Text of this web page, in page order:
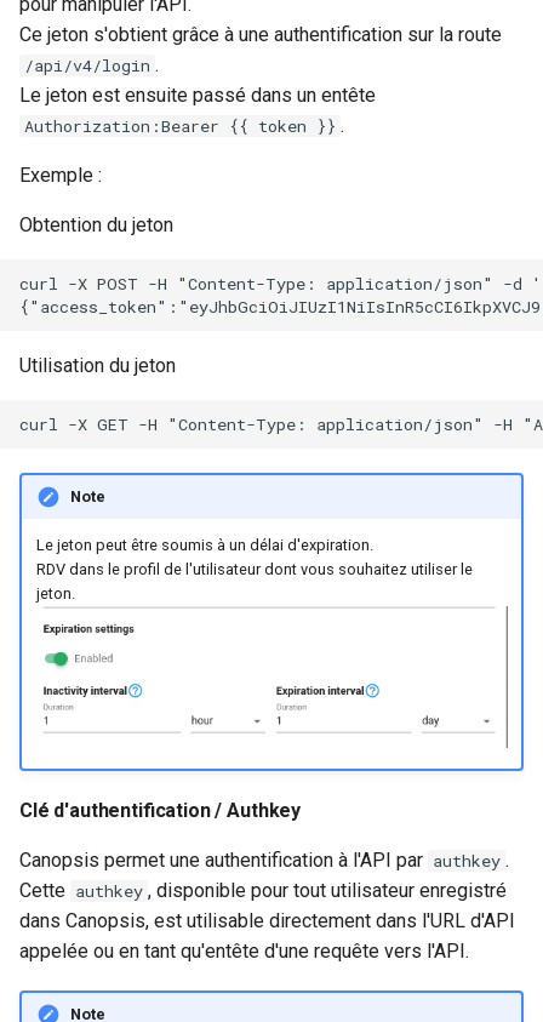
Ce jeton s'obtient grâce à une authentification sur la route
/api/v4/login .
Le jeton est ensuite passé dans un entête
Authorization:Bearer {{ token }} .
Exemple :
Obtention du jeton
curl -X POST -H "Content-Type: application/json" -
Utilisation du jeton
Note
Le jeton peut être soumis à un délai d'expiration.
RDV dans le profil de l'utilisateur dont vous souhaitez utiliser le
jeton.
Clé d'authentification / Authkey
Canopsis permet une authentification à l'API par authkey .
Cette authkey , disponible pour tout utilisateur enregistré
dans Canopsis, est utilisable directement dans l'URL d'API
appelée ou en tant qu'entête d'une requête vers l'API.
Note